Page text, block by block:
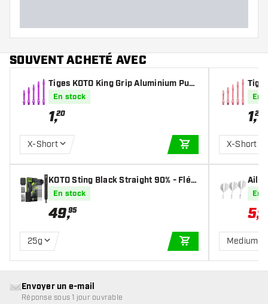
SOUVENT ACHETÉ AVEC
Tiges KOTO King Grip Aluminium Purp
leEn stock
1,20
X-Short
AJOUTER AU
KOTO Sting Black Straight 90% - Fléc
hettes pointe Acier
En stock
49,95
25g
AJOUTER AU
En
1,20
X-Short
En
5,22
Medium
Envoyer un e-mail
Réponse sous 1 jour ouvrable